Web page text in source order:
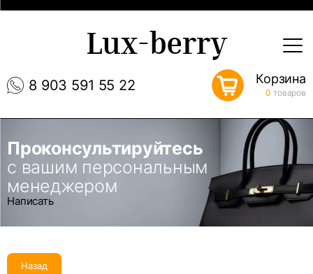
8 903 591 55 22
Lux-berry
Корзина
0 товаров
Проконсультируйтесь
с вашим персональным
менеджером
Написать
Назад